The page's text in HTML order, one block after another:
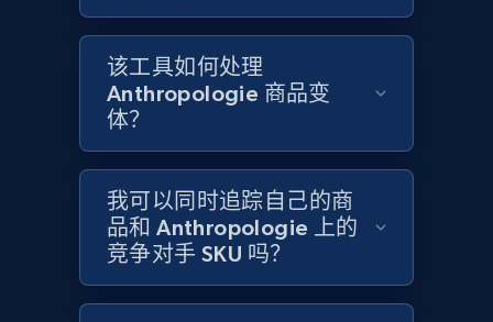
2.1K+ 353+ 立即开始
Home Depot US - Gather data on products
using specified keywords
URL, Domain, Country code, Model number,
Sku, Product id, Product name, Manufacturer,
and more.
该工具如何处理
Anthropologie 商品变
体？
我可以同时追踪自己的商
品和 Anthropologie 上的
竞争对手 SKU 吗？